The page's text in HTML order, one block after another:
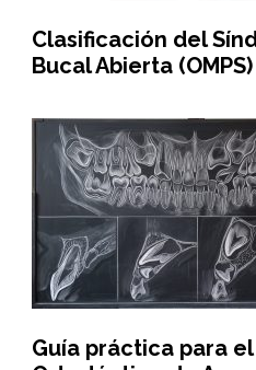
Clasificación del
Bucal Abierta (OMPS)
Guía práctica para